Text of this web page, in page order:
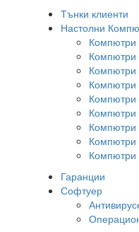
Тънки клиенти
Настолни
Компютри
Компютри
Компютри
Компютри
Компютри
Компютри
Компютри
Компютри
Компютри
Гаранции
Софтуер